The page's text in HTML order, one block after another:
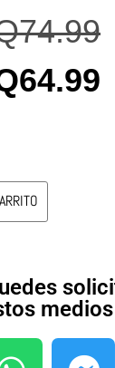
74.99
64.99
medios